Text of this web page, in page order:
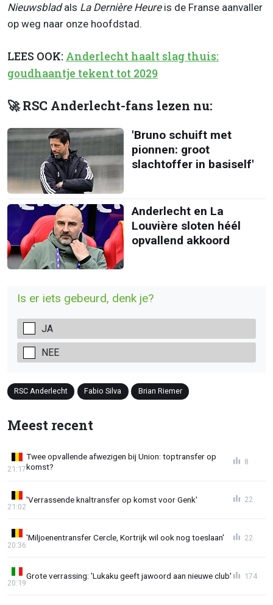
Nieuwsbladals La Dernière Heureis de Franse aanvaller
op weg naar onze hoofdstad.
LEES OOK: Anderlecht haalt slag thuis:
goudhaantje tekent tot 2029
🚀 RSC Anderlecht-fans lezen nu:
'Bruno schuift met
pionnen: groot
slachtoffer in basiself'
Anderlecht en La
Louvière sloten héél
opvallend akkoord
Is er iets gebeurd, denk je?
JA
NEE
RSC Anderlecht Fabio Silva Brian Riemer
Meest recent
Twee opvallende afwezigen bij Union: toptransfer op
komst?
21:17
8
'Verrassende knaltransfer op komst voor Genk'
21:02
22
'Miljoenentransfer Cercle, Kortrijk wil ook nog toeslaan'
20:36
22
Grote verrassing: 'Lukaku geeft jawoord aan nieuwe club'
20:19
174